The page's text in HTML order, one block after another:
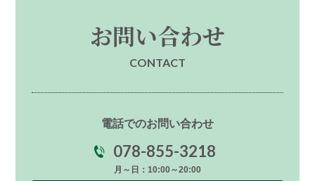
お問い合わせ
CONTACT
電話でのお問い合わせ
078-855-3218
月～日：10:00～20:00